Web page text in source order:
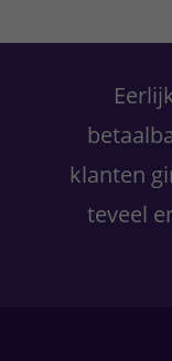
Primaire
klanten
teveel